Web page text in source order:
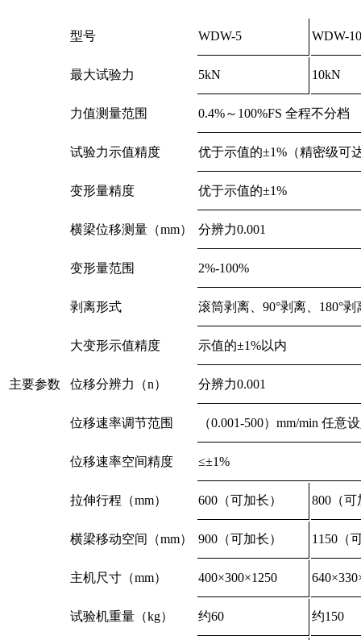
主要参数
型号 WDW-5 WDW-10
最大试验力 5kN 10kN
力值测量范围 0.4%～100%FS 全程不分档
试验力示值精度 优于示值的±1%（精密级可
变形量精度 优于示值的±1%
横梁位移测量（mm） 分辨力0.001
变形量范围 2%-100%
剥离形式 滚筒剥离、90°剥离、180°剥
大变形示值精度 示值的±1%以内
位移分辨力（n） 分辨力0.001
位移速率调节范围 （0.001-500）mm/min 任意
位移速率空间精度 ≤±1%
拉伸行程（mm） 600（可加长） 800（可
横梁移动空间（mm） 900（可加长） 1150（
主机尺寸（mm） 400×300×1250
试验机重量（kg） 约60 约150